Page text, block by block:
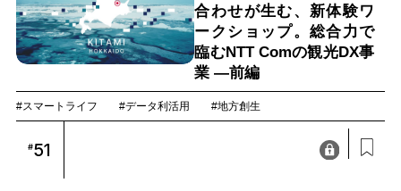
合わせが生む、新体験ワ
ークショップ。総合力で
臨むNTT Comの観光DX事
業 —前編
#スマートライフ #データ利活用 #地方創生
#51